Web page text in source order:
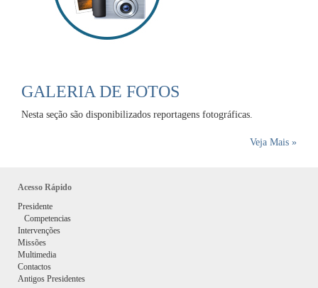
GALERIA DE FOTOS
Nesta seção são disponibilizados reportagens fotográficas.
Veja Mais »
Acesso Rápido
Presidente
Competencias
Intervenções
Missões
Multimedia
Contactos
Antigos Presidentes